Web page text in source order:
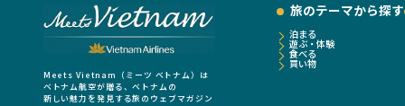
Meets Vietnam（ミーツ ベトナム）は
ベトナム航空が贈る、ベトナムの
新しい魅力を発見する旅のウェブマガジン
旅のテーマから探す
泊まる
遊ぶ・体験
食べる
買い物